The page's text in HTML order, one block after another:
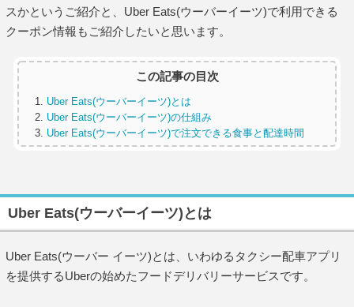
スかというご紹介と、Uber Eats(ウーバーイーツ)で利用できる
クーポン情報もご紹介したいと思います。
この記事の目次
Uber Eats(ウーバーイーツ)とは
Uber Eats(ウーバーイーツ)の仕組み
Uber Eats(ウーバーイーツ)で注文できる食事と配達時間
Uber Eats(ウーバーイーツ)とは
Uber Eats(ウーバー イーツ)とは、いわゆるタクシー配車アプリ
を提供するUberの始めたフードデリバリーサービスです。